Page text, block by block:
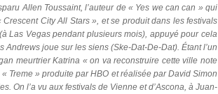
Allen Toussaint, l’auteur de « Yes we can can » qui
City All Stars », et se produit dans les festivals
Las Vegas pendant plusieurs mois), appuyé pour cela
Andrews joue sur les siens (Ske-Dat-De-Dat). Étant l’un
meurtrier Katrina « on va reconstruire cette ville note
Treme » produite par HBO et réalisée parDavid Simon
On l’a vu aux festivals de Vienne et d’Ascona, à Juan-